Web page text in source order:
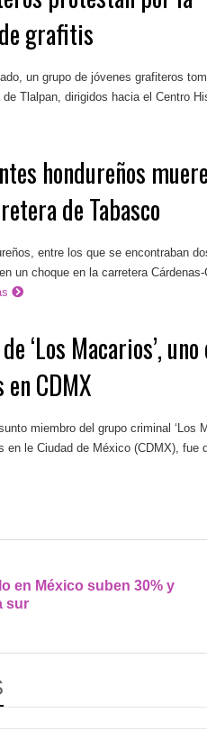
grafitis
un grupo de jóvenes grafiteros
Tlalpan, dirigidos hacia el Centro
hondureños
de Tabasco
entre los que se encontraban
un choque en la carretera
‘Los Macarios’,
CDMX
miembro del grupo criminal ‘Los
le Ciudad de México (CDMX), fue
en México suben 30% y
sur